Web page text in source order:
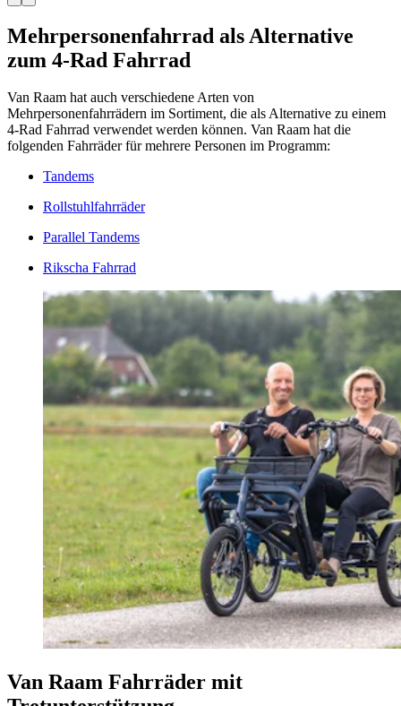
Mehrpersonenfahrrad als Alternative
zum 4-Rad Fahrrad
Van Raam hat auch verschiedene Arten von
Mehrpersonenfahrrädern im Sortiment, die als Alternative zu einem
4-Rad Fahrrad verwendet werden können. Van Raam hat die
folgenden Fahrräder für mehrere Personen im Programm:
Tandems
Rollstuhlfahrräder
Parallel Tandems
Rikscha Fahrrad
Van Raam Fahrräder mit